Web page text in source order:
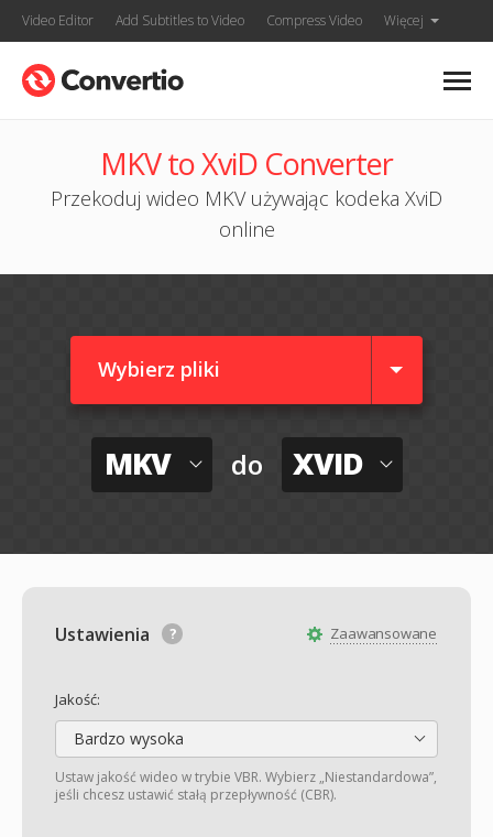
Video Editor Add Subtitles to Video Compress Video Więcej
MKV to XviD Converter
Przekoduj wideo MKV używając kodeka XviD
online
Wybierz pliki
MKV do XVID
Zaawansowane
Ustawienia
Jakość:
Bardzo wysoka
Ustaw jakość wideo w trybie VBR. Wybierz „Niestandardowa”,
jeśli chcesz ustawić stałą przepływność (CBR).